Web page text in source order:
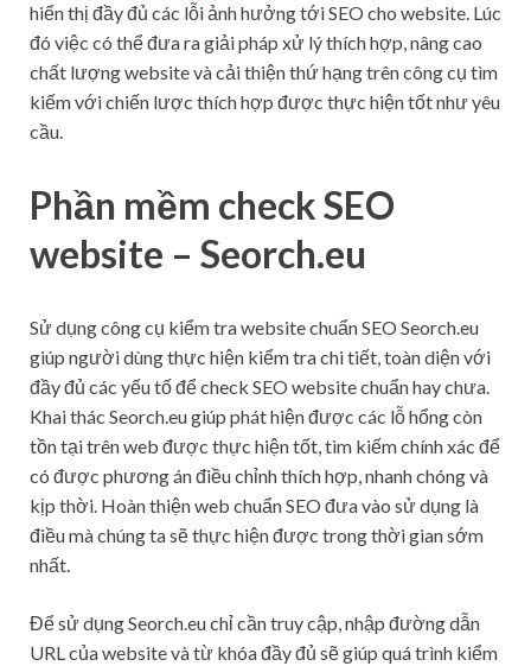
hiển thị đầy đủ các lỗi ảnh hưởng tới SEO cho website. Lúc
đó việc có thể đưa ra giải pháp xử lý thích hợp, nâng cao
chất lượng website và cải thiện thứ hạng trên công cụ tìm
kiếm với chiến lược thích hợp được thực hiện tốt như yêu
cầu.
Phần mềm check SEO
website – Seorch.eu
Sử dụng công cụ kiểm tra website chuẩn SEO Seorch.eu
giúp người dùng thực hiện kiểm tra chi tiết, toàn diện với
đầy đủ các yếu tố để check SEO website chuẩn hay chưa.
Khai thác Seorch.eu giúp phát hiện được các lỗ hổng còn
tồn tại trên web được thực hiện tốt, tìm kiếm chính xác để
có được phương án điều chỉnh thích hợp, nhanh chóng và
kịp thời. Hoàn thiện web chuẩn SEO đưa vào sử dụng là
điều mà chúng ta sẽ thực hiện được trong thời gian sớm
nhất.
Để sử dụng Seorch.eu chỉ cần truy cập, nhập đường dẫn
URL của website và từ khóa đầy đủ sẽ giúp quá trình kiểm